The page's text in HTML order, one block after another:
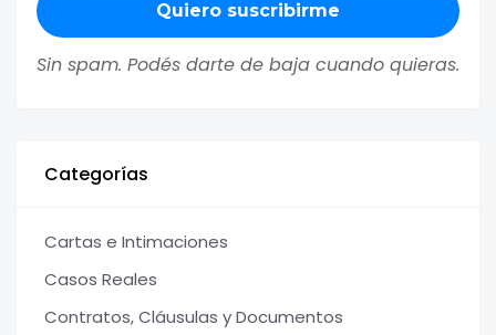
Sin spam. Podés darte de baja cuando quieras.
Categorías
Cartas e Intimaciones
Casos Reales
Contratos, Cláusulas y Documentos